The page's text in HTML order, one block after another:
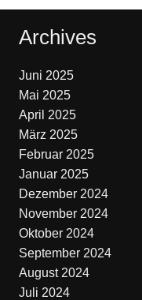
Archives
Juni 2025
Mai 2025
April 2025
März 2025
Februar 2025
Januar 2025
Dezember 2024
November 2024
Oktober 2024
September 2024
August 2024
Juli 2024